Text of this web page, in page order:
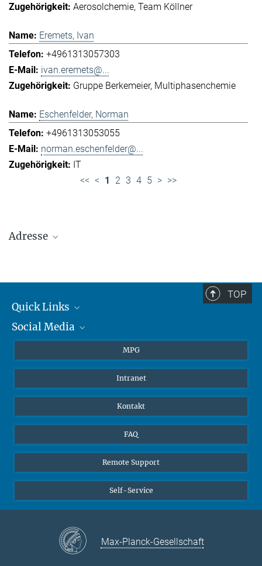
Aerosolchemie Team Köllner
Eremets, Ivan
+4961313057303
ivan.eremets@...
Gruppe Berkemeier Multiphasenchemie
Eschenfelder, Norman
+4961313053055
norman.eschenfelder@...
IT
<< < 1 2 3 4 5 > >>
Adresse
+49 6131 305-1309
Hahn-Meitner-Weg 1, 55128 Mainz
TOP
Quick Links
Journalisten
Alumni
Social Media
Facebook
Instagram
YouTube
MPG
Intranet
Kontakt
FAQ
Remote Support
Self-Service
Max-Planck-Gesellschaft